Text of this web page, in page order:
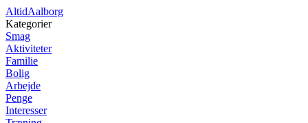
AltidAalborg
Kategorier
Smag
Aktiviteter
Familie
Bolig
Arbejde
Penge
Interesser